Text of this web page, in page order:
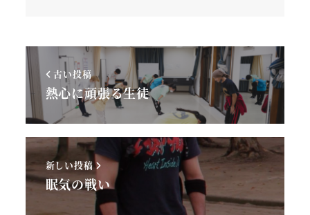
古い投稿
熱心に頑張る生徒
新しい投稿
眠気の戦い